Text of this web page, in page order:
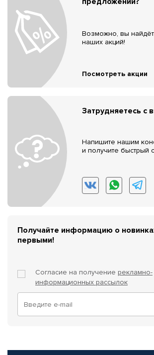
Возможно, вы
наших акций!
Посмотреть акции
Затрудняетесь с
Напишите нашим
и получите быстрый
Получайте информацию о
первыми!
Согласие на получение рекламно-
информационных рассылок